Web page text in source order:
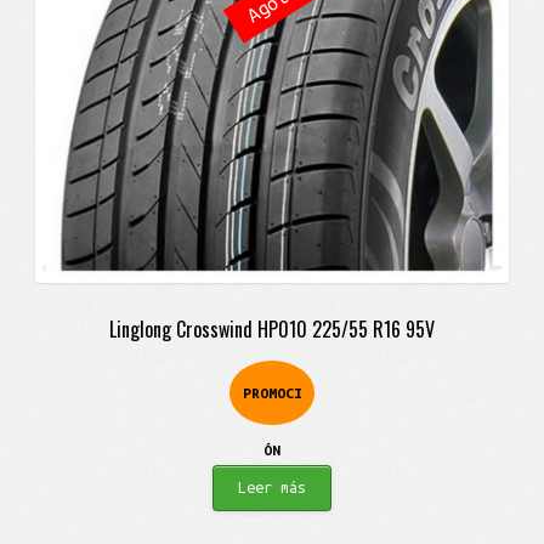
Linglong Crosswind HP010 225/55 R16 95V
PROMOCI
ÓN
Leer más